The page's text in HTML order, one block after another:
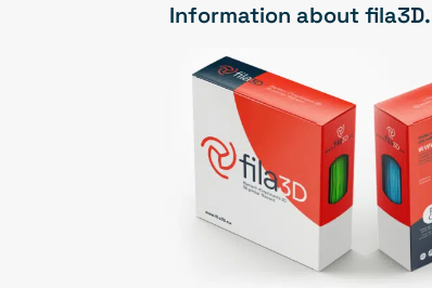
Information about